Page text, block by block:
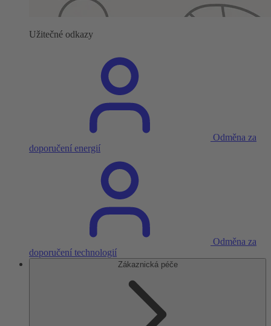
Užitečné odkazy
Odměna za
doporučení energií
Odměna za
doporučení technologií
Zákaznická péče